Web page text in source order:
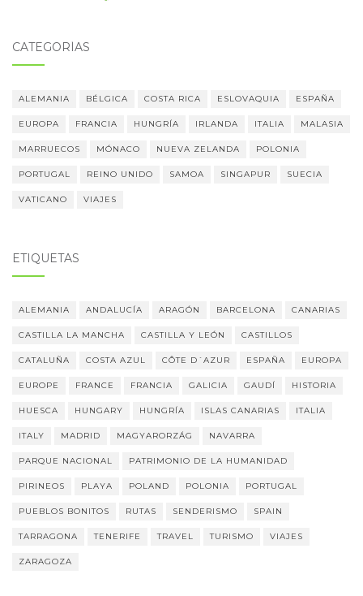
CATEGORÍAS
ALEMANIA BÉLGICA COSTA RICA ESLOVAQUIA ESPAÑA
EUROPA FRANCIA HUNGRÍA IRLANDA ITALIA MALASIA
MARRUECOS MÓNACO NUEVA ZELANDA POLONIA
PORTUGAL REINO UNIDO SAMOA SINGAPUR SUECIA
VATICANO VIAJES
ETIQUETAS
ALEMANIA ANDALUCÍA ARAGÓN BARCELONA CANARIAS
CASTILLA LA MANCHA CASTILLA Y LEÓN CASTILLOS
CATALUÑA COSTA AZUL CÔTE D´AZUR ESPAÑA EUROPA
EUROPE FRANCE FRANCIA GALICIA GAUDÍ HISTORIA
HUESCA HUNGARY HUNGRÍA ISLAS CANARIAS ITALIA
ITALY MADRID MAGYARORZÁG NAVARRA
PARQUE NACIONAL PATRIMONIO DE LA HUMANIDAD
PIRINEOS PLAYA POLAND POLONIA PORTUGAL
PUEBLOS BONITOS RUTAS SENDERISMO SPAIN
TARRAGONA TENERIFE TRAVEL TURISMO VIAJES
ZARAGOZA